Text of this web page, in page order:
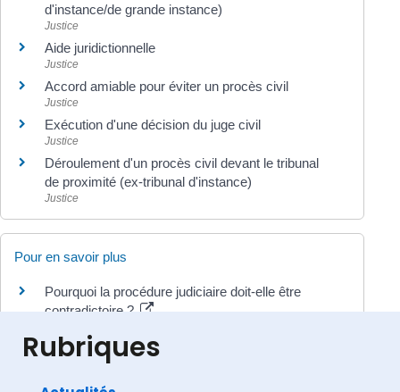
d'instance/de grande instance)
Justice
Aide juridictionnelle
Justice
Accord amiable pour éviter un procès civil
Justice
Exécution d'une décision du juge civil
Justice
Déroulement d'un procès civil devant le tribunal
de proximité (ex-tribunal d'instance)
Justice
Pour en savoir plus
Pourquoi la procédure judiciaire doit-elle être
contradictoire ?
Rubriques